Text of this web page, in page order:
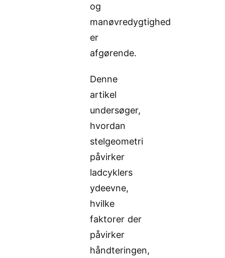
og
manøvredygtighed
er
afgørende.
Denne
artikel
undersøger,
hvordan
stelgeometri
påvirker
ladcyklers
ydeevne,
hvilke
faktorer der
påvirker
håndteringen,